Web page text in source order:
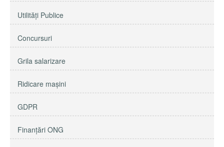
Utilităţi Publice
Concursuri
Grila salarizare
Ridicare maşini
GDPR
Finanțări ONG